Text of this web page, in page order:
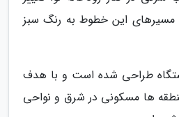
این خطوط به رنگ سبز
این خط در 8 ایستگاه طراحی شده است و با هدف
ها مسکونی در شرق و نواحی